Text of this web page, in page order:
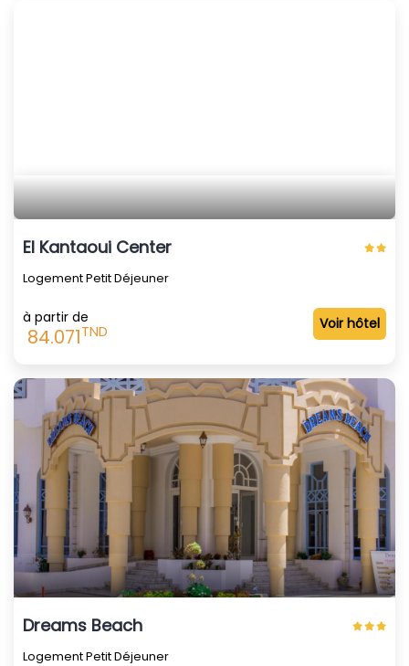
El Kantaoui Center
Logement Petit Déjeuner
à partir de
84.071TND Voir hôtel
Dreams Beach
Logement Petit Déjeuner